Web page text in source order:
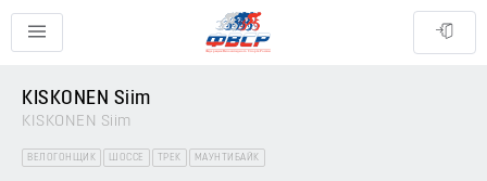
KISKONEN Siim
KISKONEN Siim
ВЕЛОГОНЩИК ШОССЕ ТРЕК МАУНТИБАЙК